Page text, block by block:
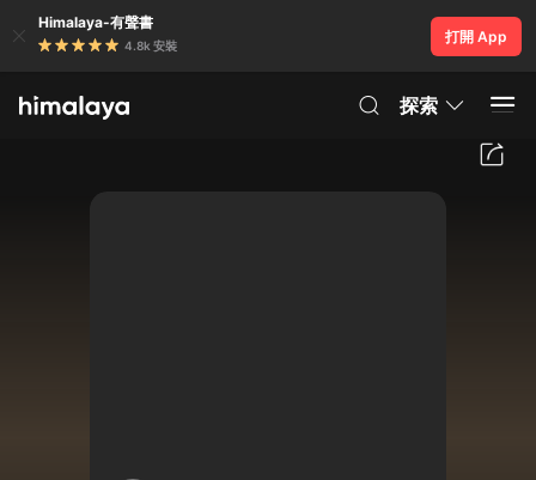
Himalaya-有聲書
4.8k 安裝
打開 App
探索